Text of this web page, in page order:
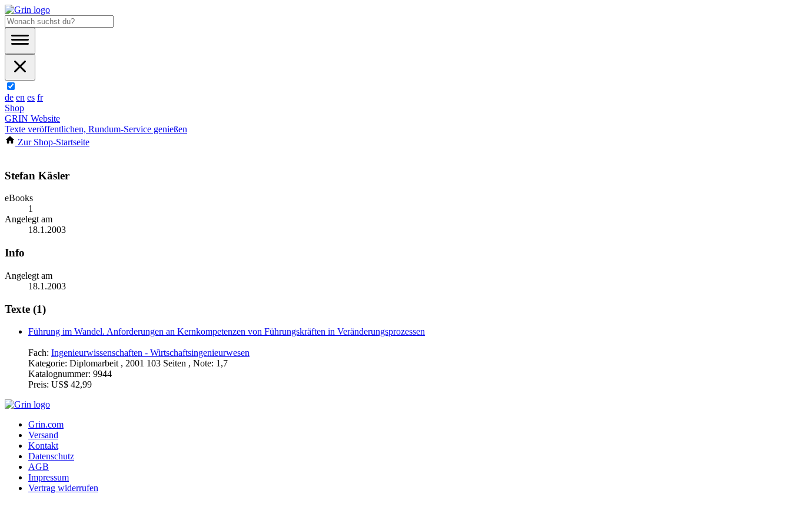
de en es fr
Shop
GRIN Website
Texte veröffentlichen, Rundum-Service genießen
Zur Shop-Startseite
Stefan Käsler
eBooks
1
Angelegt am
18.1.2003
Info
Angelegt am
18.1.2003
Texte (1)
Führung im Wandel. Anforderungen an Kernkompetenzen von Führungskräften in Veränderungsprozessen
Fach: Ingenieurwissenschaften - Wirtschaftsingenieurwesen
Kategorie: Diplomarbeit , 2001 103 Seiten , Note: 1,7
Katalognummer: 9944
Preis: US$ 42,99
Grin.com
Versand
Kontakt
Datenschutz
AGB
Impressum
Vertrag widerrufen